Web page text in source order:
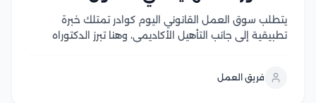
يتطلب سوق العمل القانوني اليوم كوادر تمتلك خبرة
تطبيقية إلى جانب التأهيل الأكاديمي، وهنا تبرز الدكتوراه
وتولي المناصب القيادية في المؤسسات القانونية
فريق العمل